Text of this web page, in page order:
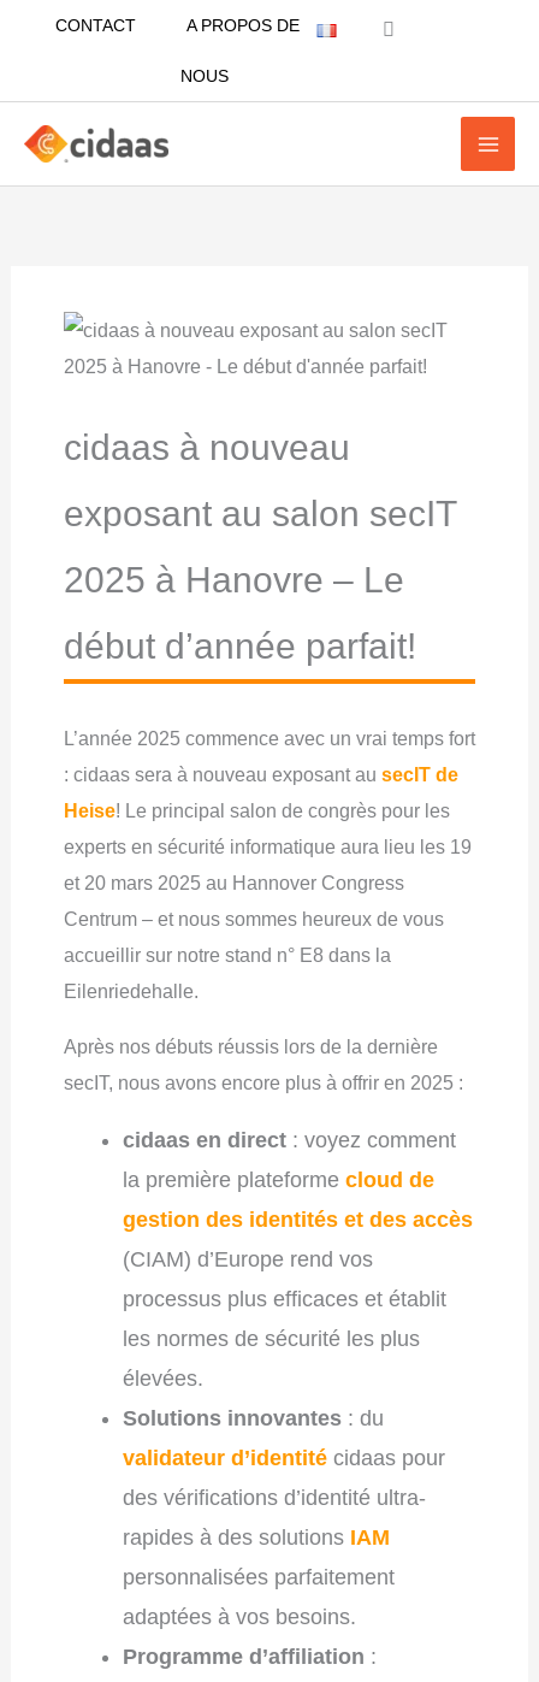
CONTACT A PROPOS DE
NOUS
cidaas à nouveau
exposant au salon secIT
2025 à Hanovre – Le
début d’année parfait!
L’année 2025 commence avec un vrai temps fort
: cidaas sera à nouveau exposant au secIT de
Heise! Le principal salon de congrès pour les
experts en sécurité informatique aura lieu les 19
et 20 mars 2025 au Hannover Congress
Centrum – et nous sommes heureux de vous
accueillir sur notre stand n° E8 dans la
Eilenriedehalle.
Après nos débuts réussis lors de la dernière
secIT, nous avons encore plus à offrir en 2025 :
cidaas en direct: voyez comment
la première plateforme cloud de
gestion des identités et des accès
(CIAM) d’Europe rend vos
processus plus efficaces et établit
les normes de sécurité les plus
élevées.
Solutions innovantes: du
validateur d’identitécidaas pour
des vérifications d’identité ultra-
rapides à des solutions IAM
personnalisées parfaitement
adaptées à vos besoins.
Programme d’affiliation :